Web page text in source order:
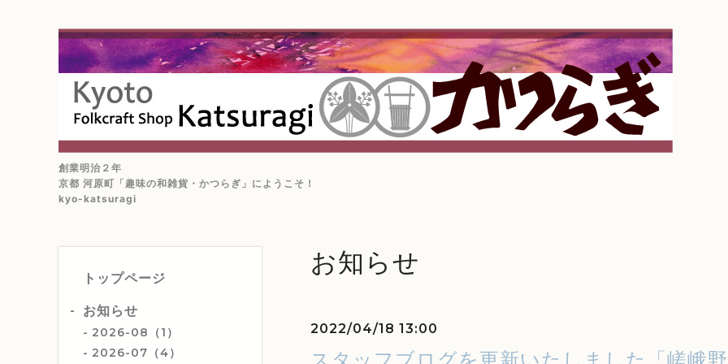
創業明治２年
京都 河原町「趣味の和雑貨・かつらぎ」にようこそ！
kyo-katsuragi
トップページ
お知らせ
2026-08（1）
2026-07（4）
お知らせ
2022/04/18 13:00